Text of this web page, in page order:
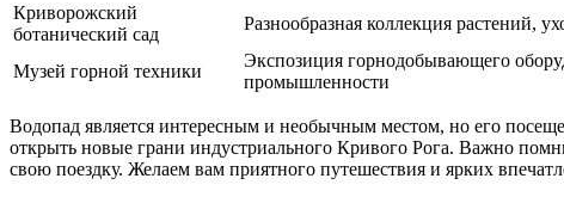
Криворожский
ботанический сад
Разнообразная коллекция растений,
Музей горной техники
Экспозиция горнодобывающего
промышленности
Водопад является интересным и необычным местом, но его
открыть новые грани индустриального Кривого Рога. Важно
свою поездку. Желаем вам приятного путешествия и ярких